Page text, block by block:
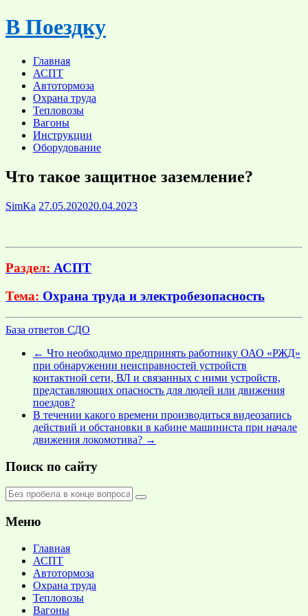
Skip
to
В Поездку
Главная
АСПТ
Автотормоза
Охрана труда
Тепловозы
Вагоны
Инструкции
Оборудование
Что такое защитное заземление?
SimKa 27.05.202020.04.2023
Раздел: АСПТ
Тема: Охрана труда и электробезопасность
База ответов СДО
← Что необходимо предпринять работнику ОАО «РЖД»
при обнаружении неисправностей устройств
контактной сети, ВЛ и связанных с ними устройств,
представляющих опасность для людей или движения
поездов?
В течении какого времени производиться видеозапись
действий и обстановки в кабине машиниста при начале
движения локомотива? →
Поиск по сайту
Меню
Главная
АСПТ
Автотормоза
Охрана труда
Тепловозы
Вагоны